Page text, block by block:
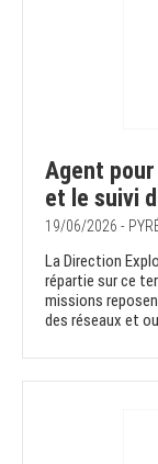
Agent
et le suivi
19/06/2026 -
La Direction
répartie sur ce
missions
des réseaux et